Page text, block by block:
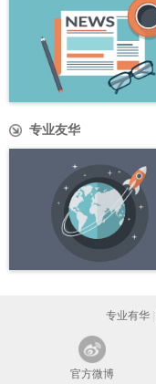
专业友华
专业有华
官方微博